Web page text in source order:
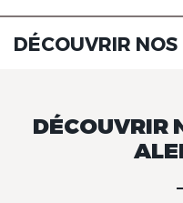
DÉCOUVRIR
DÉCOUVRIR